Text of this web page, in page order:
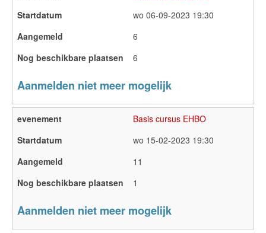
wo 06-09-2023 19:30
6
6
Aanmelden niet meer mogelijk
Basis cursus EHBO
wo 15-02-2023 19:30
11
1
Aanmelden niet meer mogelijk